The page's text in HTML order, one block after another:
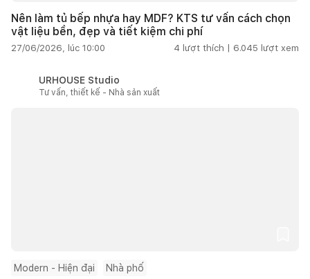
Nên làm tủ bếp nhựa hay MDF? KTS tư vấn cách chọn
vật liệu bền, đẹp và tiết kiệm chi phí
27/06/2026, lúc 10:00 4 lượt thích | 6.045 lượt xem
URHOUSE Studio
Tư vấn, thiết kế - Nhà sản xuất
Modern - Hiện đại Nhà phố